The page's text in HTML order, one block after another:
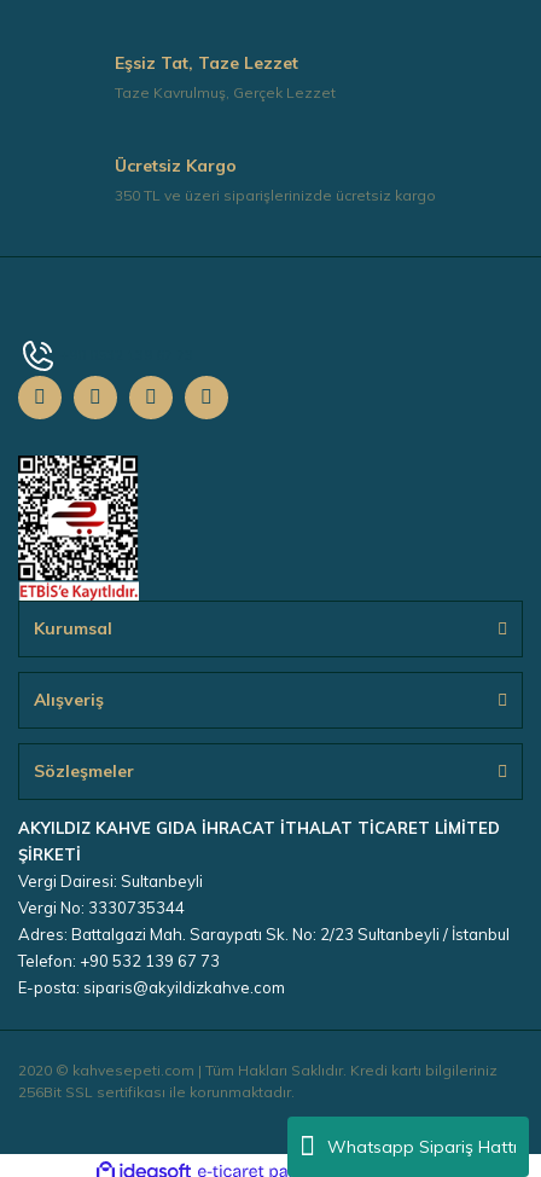
Whatsapp Sipariş Hattı
Gönder
Eşsiz Tat, Taze Lezzet
Taze Kavrulmuş, Gerçek Lezzet
Ücretsiz Kargo
350 TL ve üzeri siparişlerinizde ücretsiz kargo
Kurumsal
Alışveriş
Sözleşmeler
AKYILDIZ KAHVE GIDA İHRACAT İTHALAT TİCARET LİMİTED
ŞİRKETİ
Vergi Dairesi: Sultanbeyli
Vergi No: 3330735344
Adres: Battalgazi Mah. Saraypatı Sk. No: 2/23 Sultanbeyli / İstanbul
Telefon: +90 532 139 67 73
E-posta: siparis@akyildizkahve.com
2020 © kahvesepeti.com | Tüm Hakları Saklıdır. Kredi kartı bilgileriniz
256Bit SSL sertifikası ile korunmaktadır.
ideasoft